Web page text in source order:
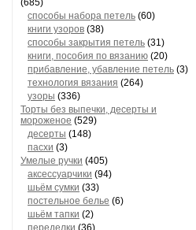
(685)
способы набора петель (60)
книги узоров (38)
способы закрытия петель (31)
книги, пособия по вязанию (20)
прибавление, убавление петель (3)
технология вязания (264)
узоры (336)
Торты без выпечки, десерты и
мороженое (529)
десерты (148)
пасхи (3)
Умелые ручки (405)
аксессуарчики (94)
шьём сумки (33)
постельное белье (6)
шьём тапки (2)
переделки (36)